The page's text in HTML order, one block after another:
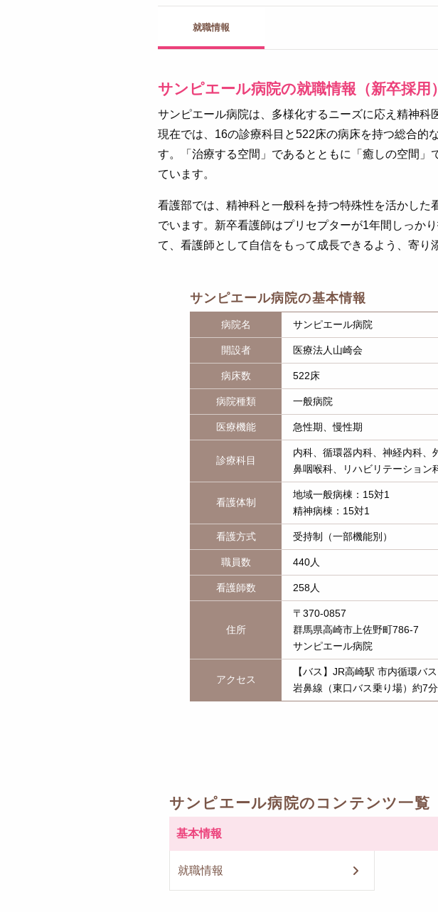
就職情報
サンピエール病院の就職情報（新卒採用）
サンピエール病院は、多様化するニーズに応え精神
現在では、16の診療科目と522床の病床を持つ総合的
す。「治療する空間」であるとともに「癒しの空間
ています。
看護部では、精神科と一般科を持つ特殊性を活かし
でいます。新卒看護師はプリセプターが1年間しっか
て、看護師として自信をもって成長できるよう、寄り
サンピエール病院の基本情報
病院名 サンピエール病院
開設者 医療法人山崎会
病床数 522床
病院種類 一般病院
医療機能 急性期、慢性期
診療科目
内科、循環器内科、神経内科、
鼻咽喉科、リハビリテーション
看護体制
地域一般病棟：15対1
精神病棟：15対1
看護方式 受持制（一部機能別）
職員数 440人
看護師数 258人
住所
〒370-0857
群馬県高崎市上佐野町786-7
サンピエール病院
アクセス
【バス】JR高崎駅 市内循環バ
岩鼻線（東口バス乗り場）約7
サンピエール病院のコンテンツ一覧
基本情報
就職情報